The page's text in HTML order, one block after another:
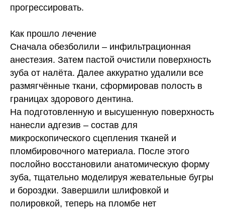
прогрессировать.
Как прошло лечение
Сначала обезболили – инфильтрационная
анестезия. Затем пастой очистили поверхность
зуба от налёта. Далее аккуратно удалили все
размягчённые ткани, сформировав полость в
границах здорового дентина.
На подготовленную и высушенную поверхность
нанесли адгезив – состав для
микроскопического сцепления тканей и
пломбировочного материала. После этого
послойно восстановили анатомическую форму
зуба, тщательно моделируя жевательные бугры
и бороздки. Завершили шлифовкой и
полировкой, теперь на пломбе нет